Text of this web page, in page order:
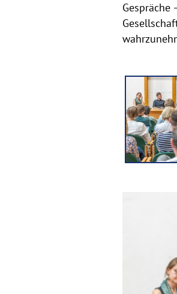
Gespräche